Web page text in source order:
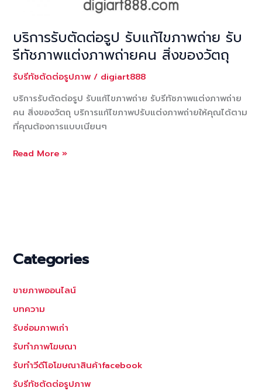
ติด
บัตร
ทัช
รูป
ติด
บัตร
สมัคร
งาน
บริการรับตัดต่อรูป รับแก้ไขภาพถ่าย รับ
รีทัชภาพแต่งภาพถ่ายคน สิ่งของวัตถุ
รับรีทัชตัดต่อรูปภาพ / digiart888
บริการรับตัดต่อรูป รับแก้ไขภาพถ่าย รับรีทัชภาพแต่งภาพถ่าย
คน สิ่งของวัตถุ บริการแก้ไขภาพปรับแต่งภาพถ่ายให้คุณได้ตาม
ที่คุณต้องการแบบเนียนๆ
บริการ
ภาพถ่าย
รับ
ทัช
ภาพ
แต่ง
คน
สิ่งของ
วัตถุ
Read More »
Categories
ขายภาพออนไลน์
บทความ
รับซ่อมภาพเก่า
รับทำภาพโฆษณา
รับทำวีดีโอโฆษณาสินค้าfacebook
รับรีทัชตัดต่อรูปภาพ